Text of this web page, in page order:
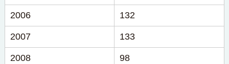
2006 132
2007 133
2008 98